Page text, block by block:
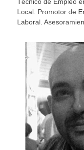
Técnico de Empleo
Local. Promotor de
Laboral.